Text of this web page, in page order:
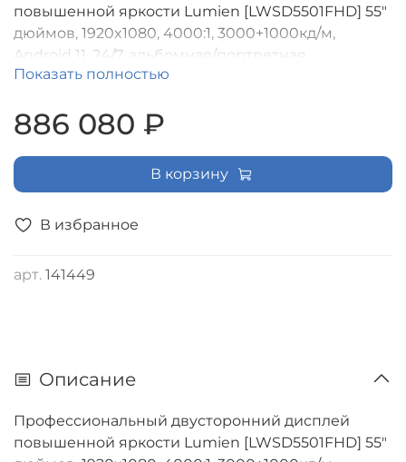
В избранное
арт. 141449
повышенной яркости Lumien [LWSD5501FHD] 55"
дюймов, 1920x1080, 4000:1, 3000+1000кд/м,
Android 11, 24/7, альбомная/портретная
ориентация
Показать полностью
886 080 ₽
В корзину
Описание
Профессиональный двусторонний дисплей
повышенной яркости Lumien [LWSD5501FHD] 55"